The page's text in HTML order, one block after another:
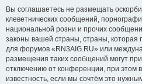
Вы соглашаетесь не размещать
клеветнических сообщений,
национальной розни и прочих
законы вашей страны, страны, которая
для форумов «RN3AIG.RU» или
размещения таких сообщений могут
отключению от конференции, при этом
известность, если мы сочтём это